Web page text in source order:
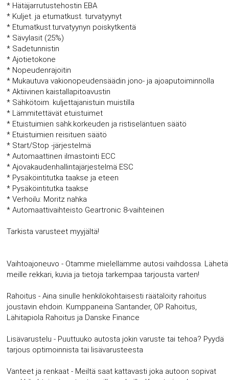
* Hätäjarrutustehostin EBA
* Kuljet. ja etumatkust. turvatyynyt
* Etumatkust.turvatyynyn poiskytkentä
* Sävylasit (25%)
* Sadetunnistin
* Ajotietokone
* Nopeudenrajoitin
* Mukautuva vakionopeudensäädin jono- ja ajoaputoiminnolla
* Aktiivinen kaistallapitoavustin
* Sähkötoim. kuljettajanistuin muistilla
* Lämmitettävät etuistuimet
* Etuistuimien sähk.korkeuden ja ristiseläntuen säätö
* Etuistuimien reisituen säätö
* Start/Stop -järjestelmä
* Automaattinen ilmastointi ECC
* Ajovakaudenhallintajärjestelmä ESC
* Pysäköintitutka taakse ja eteen
* Pysäköintitutka taakse
* Verhoilu: Moritz nahka
* Automaattivaihteisto Geartronic 8-vaihteinen
Tarkista varusteet myyjältä!
Vaihtoajoneuvo - Otamme mielellämme autosi vaihdossa. Lähetä
meille rekkari, kuvia ja tietoja tarkempaa tarjousta varten!
Rahoitus - Aina sinulle henkilökohtaisesti räätälöity rahoitus
joustavin ehdoin. Kumppaneina Santander, OP Rahoitus,
Lähitapiola Rahoitus ja Danske Finance
Lisävarustelu - Puuttuuko autosta jokin varuste tai tehoa? Pyydä
tarjous optimoinnista tai lisävarusteesta
Vanteet ja renkaat - Meiltä saat kattavasti joka autoon sopivat